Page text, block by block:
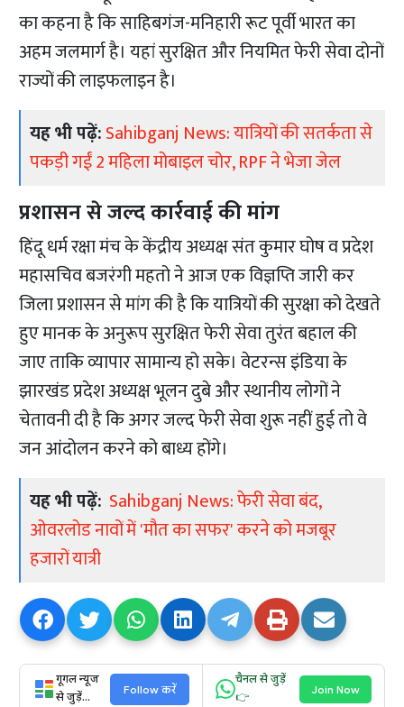
का कहना है कि साहिबगंज-मनिहारी रूट पूर्वी भारत का
अहम जलमार्ग है। यहां सुरक्षित और नियमित फेरी सेवा दोनों
राज्यों की लाइफलाइन है।
यह भी पढ़ें:Sahibganj News: यात्रियों की सतर्कता से
पकड़ी गईं 2 महिला मोबाइल चोर, RPF ने भेजा जेल
प्रशासन से जल्द कार्रवाई की मांग
हिंदू धर्म रक्षा मंच के केंद्रीय अध्यक्ष संत कुमार घोष व प्रदेश
महासचिव बजरंगी महतो ने आज एक विज्ञप्ति जारी कर
जिला प्रशासन से मांग की है कि यात्रियों की सुरक्षा को देखते
हुए मानक के अनुरूप सुरक्षित फेरी सेवा तुरंत बहाल की
जाए ताकि व्यापार सामान्य हो सके। वेटरन्स इंडिया के
झारखंड प्रदेश अध्यक्ष भूलन दुबे और स्थानीय लोगों ने
चेतावनी दी है कि अगर जल्द फेरी सेवा शुरू नहीं हुई तो वे
जन आंदोलन करने को बाध्य होंगे।
यह भी पढ़ें: Sahibganj News: फेरी सेवा बंद,
ओवरलोड नावों में 'मौत का सफर' करने को मजबूर
हजारों यात्री
गूगल न्यूज
से जुड़ें...
Follow करें
चैनल से जुड़ें
👉
Join Now